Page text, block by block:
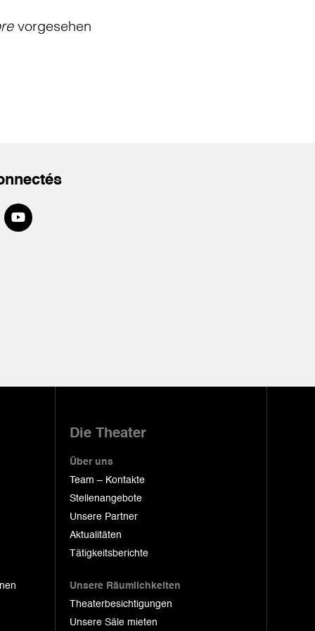
vorgesehen
Die Theater
Über uns
Team – Kontakte
Stellenangebote
Unsere Partner
Aktualitäten
Tätigkeitsberichte
Unsere Räumlichkeiten
Theaterbesichtigungen
Unsere Säle mieten